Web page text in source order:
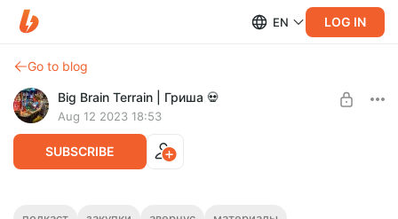
EN LOG IN
Go to blog
Big Brain Terrain | Гриша 💀
Aug 12 2023 18:53
SUBSCRIBE